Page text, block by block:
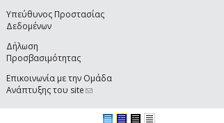
Υπεύθυνος Προστασίας
Δεδομένων
Δήλωση
Προσβασιμότητας
Επικοινωνία με την Ομάδα
Ανάπτυξης του site(link sends e-mail)